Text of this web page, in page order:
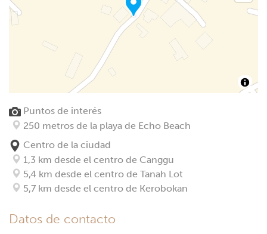
Puntos de interés
250 metros de la playa de Echo Beach
Centro de la ciudad
1,3 km desde el centro de Canggu
5,4 km desde el centro de Tanah Lot
5,7 km desde el centro de Kerobokan
Datos de contacto